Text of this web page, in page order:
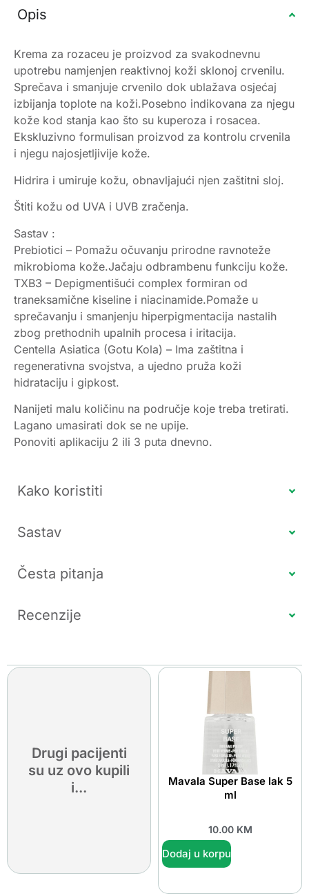
Opis
Krema za rozaceu je proizvod za svakodnevnu
upotrebu namjenjen reaktivnoj koži sklonoj crvenilu.
Sprečava i smanjuje crvenilo dok ublažava osjećaj
izbijanja toplote na koži.Posebno indikovana za njegu
kože kod stanja kao što su kuperoza i rosacea.
Ekskluzivno formulisan proizvod za kontrolu crvenila
i njegu najosjetljivije kože.
Hidrira i umiruje kožu, obnavljajući njen zaštitni sloj.
Štiti kožu od UVA i UVB zračenja.
Sastav :
Prebiotici – Pomažu očuvanju prirodne ravnoteže
mikrobioma kože.Jačaju odbrambenu funkciju kože.
TXB3 – Depigmentišući complex formiran od
traneksamične kiseline i niacinamide.Pomaže u
sprečavanju i smanjenju hiperpigmentacija nastalih
zbog prethodnih upalnih procesa i iritacija.
Centella Asiatica (Gotu Kola) – Ima zaštitna i
regenerativna svojstva, a ujedno pruža koži
hidrataciju i gipkost.
Nanijeti malu količinu na područje koje treba tretirati.
Lagano umasirati dok se ne upije.
Ponoviti aplikaciju 2 ili 3 puta dnevno.
Kako koristiti
Sastav
Česta pitanja
Recenzije
Drugi pacijenti
su uz ovo kupili
i...
Mavala Super Base lak 5
ml
10.00 KM
Dodaj u korpu